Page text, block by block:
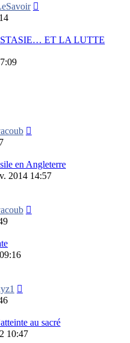
ET LA LUTTE
en Angleterre
2014 14:57
au sacré
10:47